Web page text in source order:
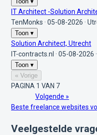
IT Architect -Solution
TenMonks · 05-08-2026 ·
Toon ▾
Solution Architect, Utrecht
IT-contracts.nl · 05-08-2026 ·
Toon ▾
« Vorige
PAGINA 1 VAN 7
Volgende »
Beste freelance websites
Veelgestelde